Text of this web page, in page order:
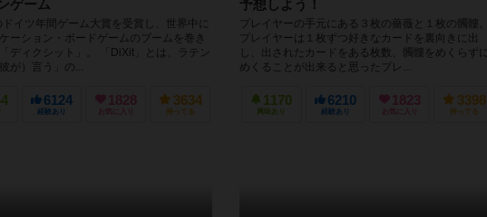
ゲーム
イツ年間ゲーム大賞を受賞し、世界中に
ーション・ボードゲームのブームを巻き
ディクシット」。 「DiXit」とは、ラテン
が）言う」の...
6124
経験あり
1828
お気に入り
3634
持ってる
予想しよう！
プレイヤーの手元にある３枚の薔薇と１枚の髑髏。
プレイヤーは１枚ずつ好きなカードを裏向きに出
し、出されたカードをある枚数、髑髏をめくらずに
めくることが出来ると思ったプレ...
1170
興味あり
6210
経験あり
1823
お気に入り
3398
持ってる